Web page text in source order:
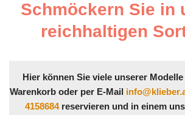
Schmöckern Sie in
reichhaltigen
Hier können Sie viele unserer
Warenkorb oder per E-Mail
4158684reservieren und in einem